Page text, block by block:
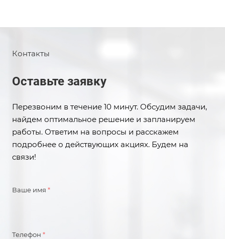
Контакты
Оставьте заявку
Перезвоним в течение 10 минут. Обсудим задачи,
найдем оптимальное решение и запланируем
работы. Ответим на вопросы и расскажем
подробнее о действующих акциях. Будем на
связи!
Ваше имя *
Телефон *